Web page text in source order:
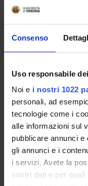
Consenso
Uso responsabile
Noi e i nostri 1022
personali, ad
tecnologie come i
alle informazioni sul
pubblicare annunci
gli annunci e i
i servizi. Avete la
vostri dati e per
processo
in pazienti affetti da
bambini.
Obiettivo primario
nei bambini con
Altri obiettivi:
valutare le
ovvero
“Augmentation
Reflection
arteriosa, nei
senza OSAS.
valutare le
omega-6,